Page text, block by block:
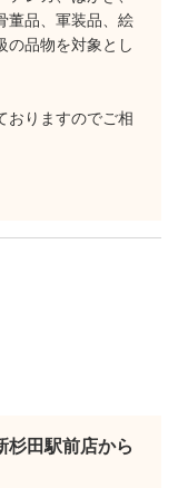
董品、軍装品、絵
の品物を対象とし
おりますのでご相
杉田駅前店から